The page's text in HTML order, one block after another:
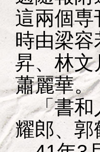
這兩個
時由梁
昇、林文
蕭麗華。
「書和
耀郎、郭